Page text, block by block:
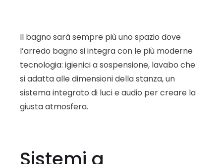
Il bagno sarà sempre più uno spazio dove
l’arredo bagno si integra con le più moderne
tecnologia: igienici a sospensione, lavabo che
si adatta alle dimensioni della stanza, un
sistema integrato di luci e audio per creare la
giusta atmosfera.